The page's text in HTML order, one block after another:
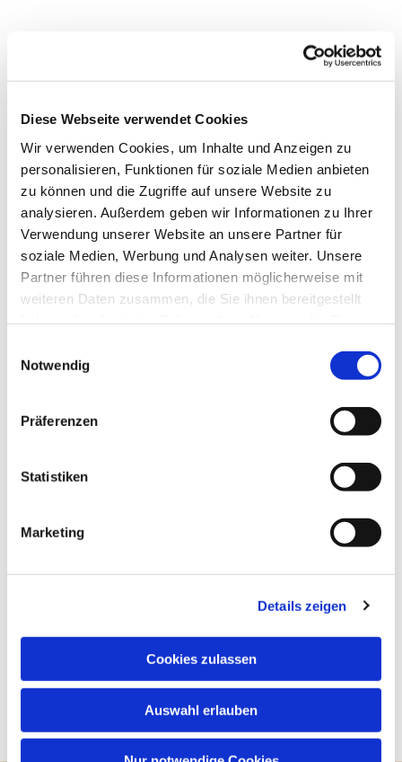
Diese Webseite verwendet Cookies
Wir verwenden Cookies, um Inhalte und Anzeigen zu
personalisieren, Funktionen für soziale Medien anbieten
zu können und die Zugriffe auf unsere Website zu
analysieren. Außerdem geben wir Informationen zu Ihrer
Verwendung unserer Website an unsere Partner für
soziale Medien, Werbung und Analysen weiter. Unsere
Partner führen diese Informationen möglicherweise mit
weiteren Daten zusammen, die Sie ihnen bereitgestellt
Notwendig
Präferenzen
Statistiken
Marketing
Details zeigen
Cookies zulassen
Auswahl erlauben
Dies könnte Sie auch
interessieren